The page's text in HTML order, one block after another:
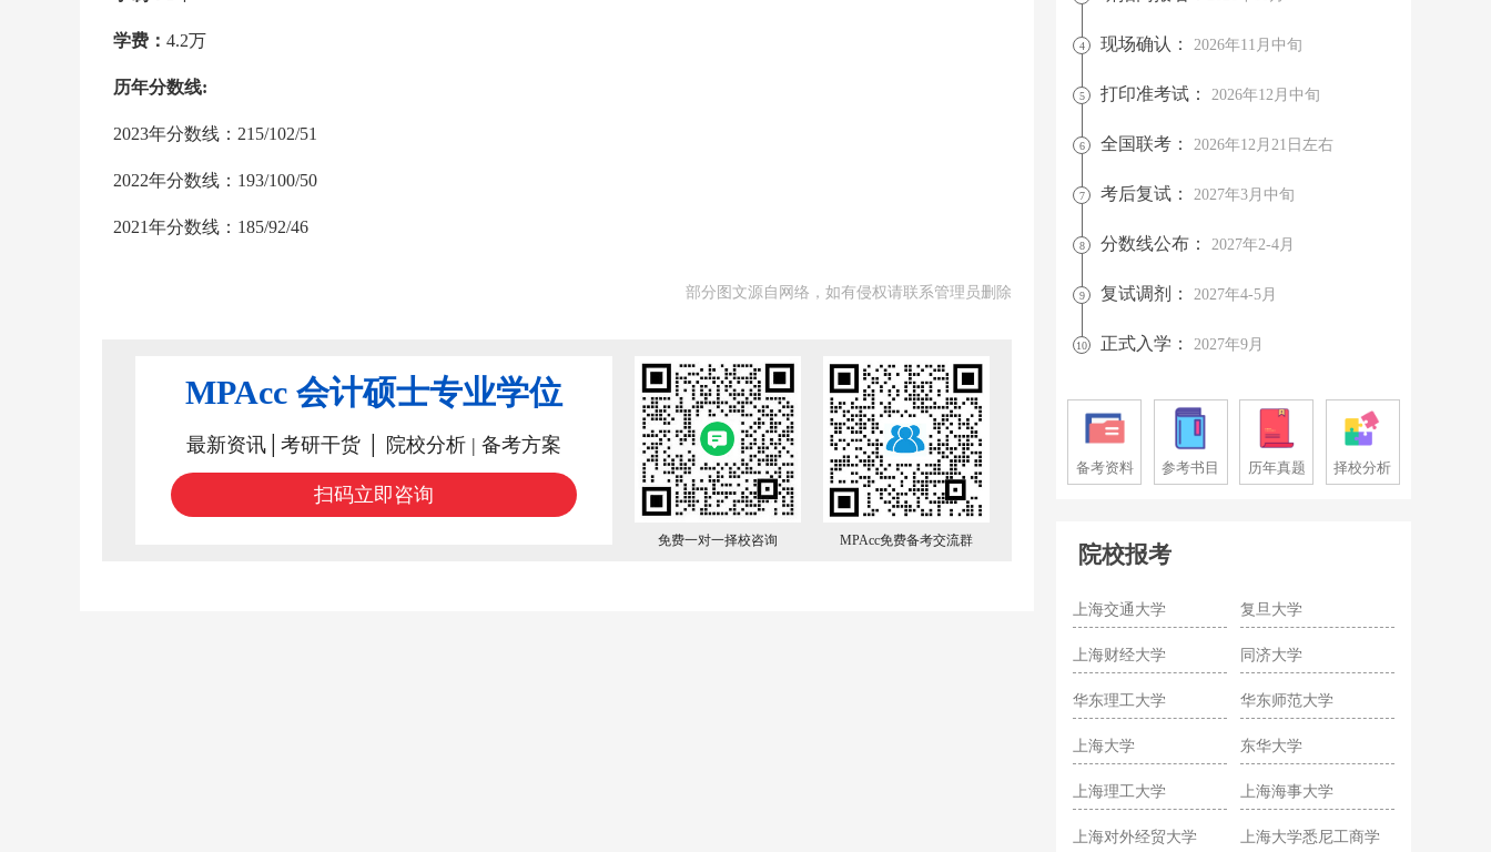
学费： 4.2万
历年分数线:
2023年分数线：215/102/51
2022年分数线：193/100/50
2021年分数线：185/92/46
部分图文源自网络，如有侵权请联系管理员删除
MPAcc 会计硕士专业学位
最新资讯│考研干货 │ 院校分析 | 备考方案
扫码立即咨询
免费一对一择校咨询 MPAcc免费备考交流群
4 现场确认： 2026年11月中旬
5 打印准考试： 2026年12月中旬
6 全国联考： 2026年12月21日左右
7 考后复试： 2027年3月中旬
8 分数线公布： 2027年2-4月
9 复试调剂： 2027年4-5月
10 正式入学： 2027年9月
备考资料 参考书目 历年真题 择校分析
院校报考
上海交通大学 复旦大学
上海财经大学 同济大学
华东理工大学 华东师范大学
上海大学 东华大学
上海理工大学 上海海事大学
上海对外经贸大学
上海大学悉尼工商学